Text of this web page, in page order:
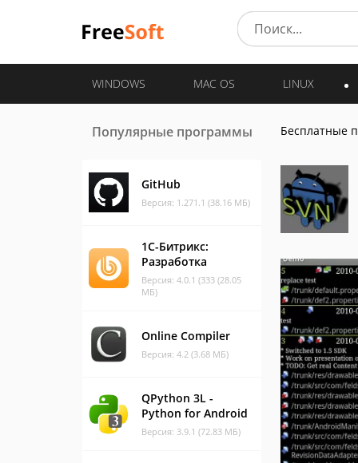
WINDOWS MAC OS LINUX
Популярные программы
GitHub
Версия: 1.271.1 (38.16 МБ)
1С-Битрикс:
Разработка
Версия: 4.0.1 (333 (28.05
МБ)
Online Compiler
Версия: 4.2 (3.68 МБ)
QPython 3L -
Python for Android
Версия: 3.9.1 (72.83 МБ)
Бесплатные